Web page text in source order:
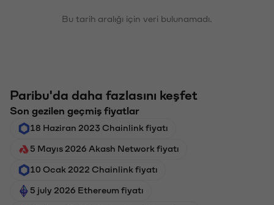
Bu tarih aralığı için veri bulunamadı.
Paribu'da daha fazlasını keşfet
Son gezilen geçmiş fiyatlar
18 Haziran 2023 Chainlink fiyatı
5 Mayıs 2026 Akash Network fiyatı
10 Ocak 2022 Chainlink fiyatı
5 july 2026 Ethereum fiyatı